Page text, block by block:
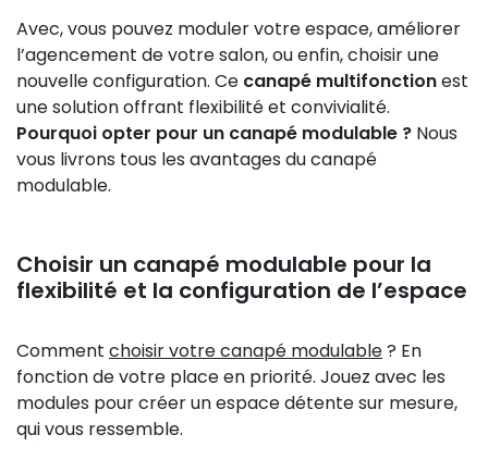
Avec, vous pouvez moduler votre espace, améliorer
l’agencement de votre salon, ou enfin, choisir une
nouvelle configuration. Ce canapé multifonctionest
une solution offrant flexibilité et convivialité.
Pourquoi opter pour un canapé modulable ? Nous
vous livrons tous les avantages du canapé
modulable.
Choisir un canapé modulable pour la
flexibilité et la configuration de l’espace
Comment choisir votre canapé modulable? En
fonction de votre place en priorité. Jouez avec les
modules pour créer un espace détente sur mesure,
qui vous ressemble.